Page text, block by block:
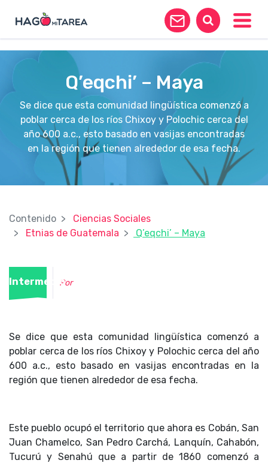
Q’eqchi’ – Maya
Se dice que esta comunidad lingüística comenzó a
poblar cerca de los ríos Chixoy y Polochic cerca del
año 600 a.c., esto basado en vasijas encontradas
en la región que tienen alrededor de esa fecha.
Contenido
Ciencias Sociales
Etnias de Guatemala
Q’eqchi’ – Maya
IntermedioPor
Se dice que esta comunidad lingüística comenzó a
poblar cerca de los ríos Chixoy y Polochic cerca del año
600 a.c., esto basado en vasijas encontradas en la
región que tienen alrededor de esa fecha.
Este pueblo ocupó el territorio que ahora es Cobán, San
Juan Chamelco, San Pedro Carchá, Lanquín, Cahabón,
Tucurú y Senahú que a partir de 1860 comenzó a